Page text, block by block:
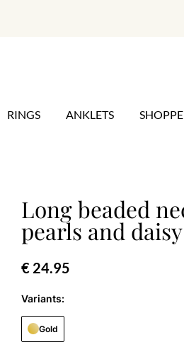
RINGS ANKLETS
Long beaded
pearls and
€ 24.95
Variants:
Gold